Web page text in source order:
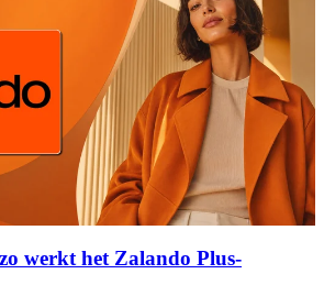
werkt het Zalando Plus-